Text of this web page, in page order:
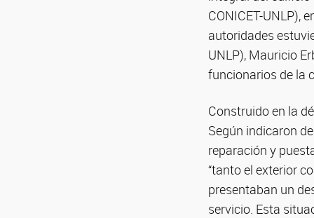
CONICET-UNLP),
autoridades
UNLP), Mauricio
funcionarios de la
Construido en la
Según indicaron
reparación y
“tanto el exterior
presentaban un
servicio. Esta